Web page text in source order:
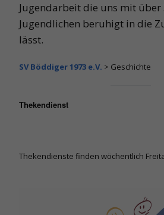
Jugendarbeit die uns mit über
Jugendlichen beruhigt in die
lässt.
SV Böddiger 1973 e.V. > Geschichte
Thekendienst
Thekendienste finden wöchentlich